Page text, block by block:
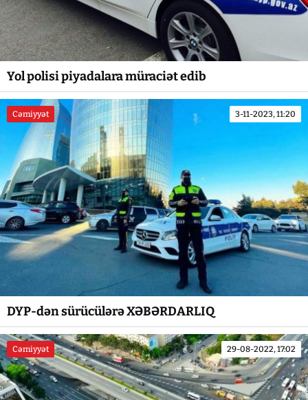
Yol polisi piyadalara müraciət edib
Cəmiyyət 3-11-2023, 11:20
DYP-dən sürücülərə XƏBƏRDARLIQ
Cəmiyyət 29-08-2022, 17:02